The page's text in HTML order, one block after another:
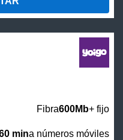
Fibra600Mb+ fijo
mina números móviles